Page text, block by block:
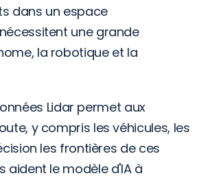
dans un espace
une grande
la robotique et la
Lidar permet aux
y compris les véhicules, les
les frontières de ces
aident le modèle d'IA à